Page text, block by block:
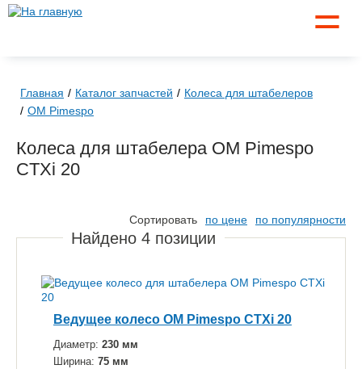
☰
Главная Каталог запчастей
Колеса для штабелеров
OM Pimespo
Колеса для штабелера OM Pimespo
CTXi 20
Сортировать по цене по популярности
Найдено 4 позиции
Ведущее колесо OM Pimespo CTXi 20
Диаметр: 230 мм
Ширина: 75 мм